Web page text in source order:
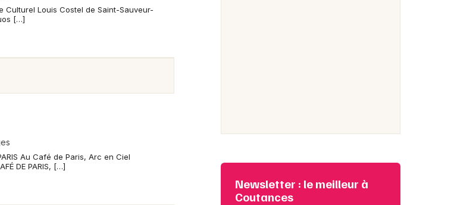
à Coutances
Culturel Louis Costel de Saint-Sauveur-
[…]
PARIS Au Café de Paris, Arc en Ciel
DE PARIS, […]
Newsletter : le meilleur à
Coutances